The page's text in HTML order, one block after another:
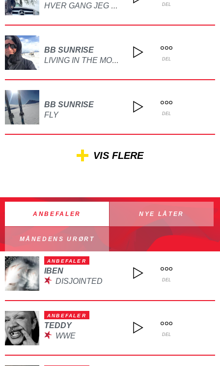
HVER GANG JEG SER DEG DEL
BB SUNRISE
LIVING IN THE MOUNTAINS DEL
BB SUNRISE
FLY
DEL
VIS FLERE
ANBEFALER NYE LÅTER
MÅNEDENS URØRT
ANBEFALER
IBEN
DISJOINTED
DEL
ANBEFALER
TEDDY
WWE
DEL